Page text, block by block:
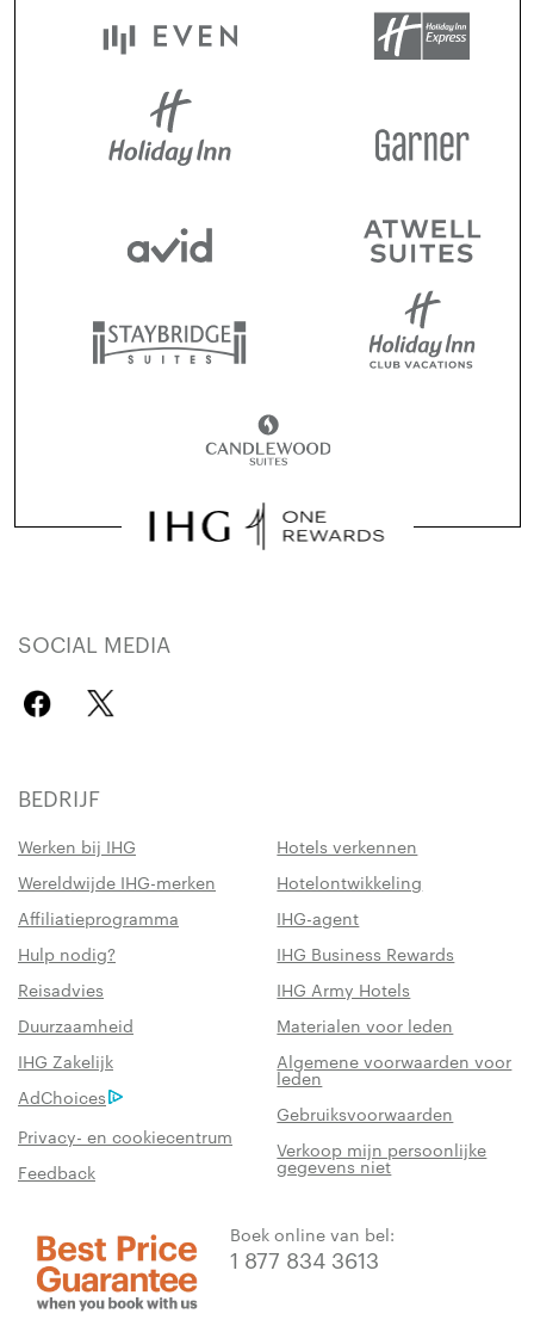
SOCIAL MEDIA
BEDRIJF
Werken bij IHG
Hotels verkennen
Wereldwijde IHG-merken
Hotelontwikkeling
Affiliatieprogramma
IHG-agent
Hulp nodig?
IHG Business Rewards
Reisadvies
IHG Army Hotels
Duurzaamheid
Materialen voor leden
IHG Zakelijk
Algemene voorwaarden voor
leden
AdChoices
Gebruiksvoorwaarden
Privacy- en cookiecentrum
Verkoop mijn persoonlijke
gegevens niet
Feedback
Boek online van bel:
1 877 834 3613